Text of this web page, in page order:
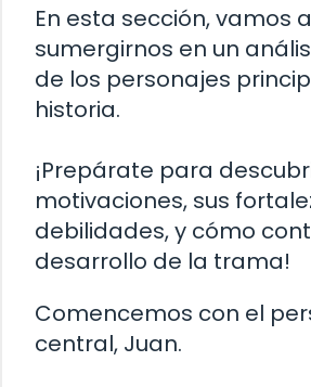
En esta sección, vamos a
sumergirnos en un
de los personajes
historia.
¡Prepárate para
motivaciones, sus
debilidades, y cómo
desarrollo de la trama!
Comencemos con el
central, Juan.